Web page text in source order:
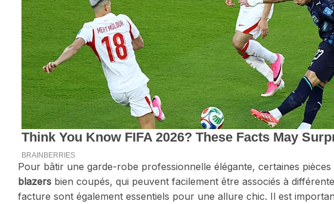
Pour bâtir une garde-robe professionnelle élégante, certaines
blazers bien coupés, qui peuvent facilement être associés à
facture sont également essentiels pour une allure chic. Il est